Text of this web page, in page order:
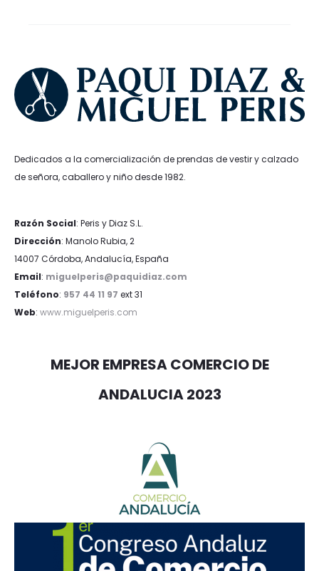
Dedicados a la comercialización de prendas de vestir y calzado
de señora, caballero y niño desde 1982.
Razón Social: Peris y Diaz S.L.
Dirección: Manolo Rubia, 2
14007 Córdoba, Andalucía, España
Email: miguelperis@paquidiaz.com
Teléfono: 957 44 11 97 ext 31
Web: www.miguelperis.com
MEJOR EMPRESA COMERCIO DE
ANDALUCIA 2023